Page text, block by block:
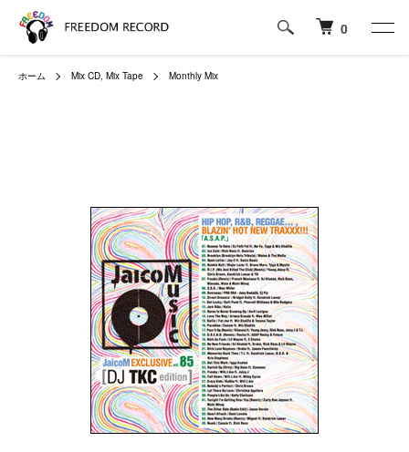
0
ホーム Mix CD, Mix Tape Monthly Mix